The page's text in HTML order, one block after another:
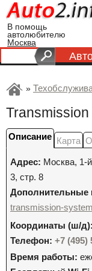
В помощь
автолюбителю
Москва
»
Transmission
Описание Карта
Адрес: Москва, 1-
3, стр. 8
Дополнительные
transmission-
Координаты (ш/д):
Телефон: +7 (495)
Время работы: